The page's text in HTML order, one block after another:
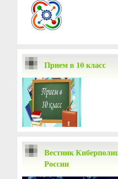
Прием в 10 класс
Вестник
России